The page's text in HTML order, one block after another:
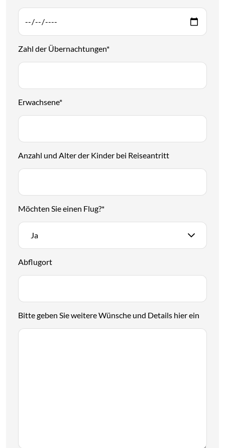
Zahl der Übernachtungen*
Erwachsene*
Anzahl und Alter der Kinder bei Reiseantritt
Möchten Sie einen Flug?*
Ja
Abflugort
Bitte geben Sie weitere Wünsche und Details hier ein